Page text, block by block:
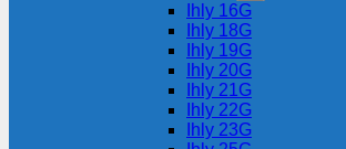
Ihly 16G
Ihly 18G
Ihly 19G
Ihly 20G
Ihly 21G
Ihly 22G
Ihly 23G